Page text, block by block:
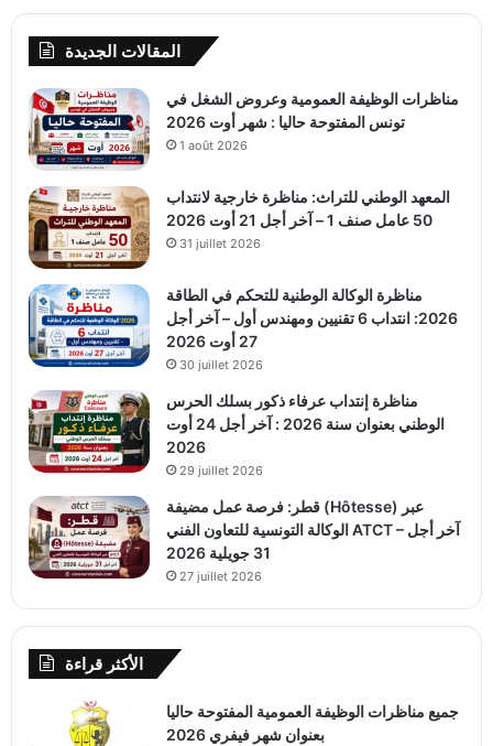
المقالات الجديدة
مناظرات الوظيفة العمومية وعروض الشغل في
تونس المفتوحة حاليا : شهر أوت 2026
1 août 2026
المعهد الوطني للتراث: مناظرة خارجية لانتداب
50 عامل صنف 1 – آخر أجل 21 أوت 2026
31 juillet 2026
مناظرة الوكالة الوطنية للتحكم في الطاقة
2026: انتداب 6 تقنيين ومهندس أول – آخر أجل
27 أوت 2026
30 juillet 2026
مناظرة إنتداب عرفاء ذكور بسلك الحرس
الوطني بعنوان سنة 2026 : آخر أجل 24 أوت
2026
29 juillet 2026
قطر: فرصة عمل مضيفة (Hôtesse) عبر
الوكالة التونسية للتعاون الفني ATCT – آخر أجل
31 جويلية 2026
27 juillet 2026
الأكثر قراءة
جميع مناظرات الوظيفة العمومية المفتوحة حاليا
بعنوان شهر فيفري 2026